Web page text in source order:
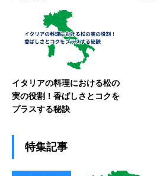
イタリアの料理における松の
実の役割！香ばしさとコクを
プラスする秘訣
特集記事